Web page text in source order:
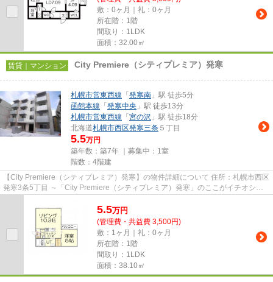
敷：0ヶ月｜礼：0ヶ月
所在階：1階
間取り：1LDK
面積：32.00㎡
賃貸｜マンション City Premiere（シティプレミア）発寒
札幌市営東西線 「 発寒南 」駅 徒歩5分
函館本線 「 発寒中央 」駅 徒歩13分
札幌市営東西線 「 宮の沢 」駅 徒歩18分
北海道札幌市西区発寒三条 ５丁目
5.5万円
築年数：築7年 ｜募集中： 1室
階数：4階建
【City Premiere（シティプレミア）発寒】の物件詳細について 住所：札幌市西区
発寒3条5丁目 ～「City Premiere（シティプレミア）発寒」のここがイチオシ～
5.5万円
(管理費・共益費 3,500円)
敷：1ヶ月｜礼：0ヶ月
所在階：1階
間取り：1LDK
面積：38.10㎡